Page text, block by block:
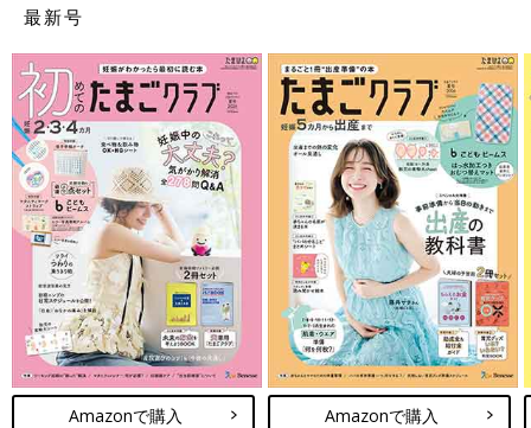
最新号
Amazonで購入 Amazonで購入